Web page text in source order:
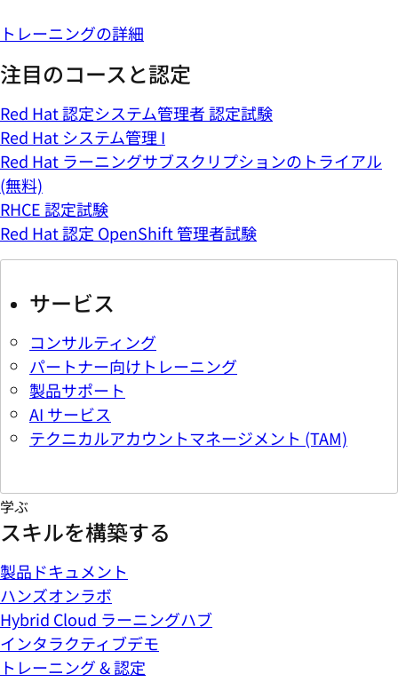
トレーニングの詳細
注目のコースと認定
Red Hat 認定システム管理者 認定試験
Red Hat システム管理 I
Red Hat ラーニングサブスクリプションのトライアル
(無料)
RHCE 認定試験
Red Hat 認定 OpenShift 管理者試験
サービス
コンサルティング
パートナー向けトレーニング
製品サポート
AI サービス
テクニカルアカウントマネージメント (TAM)
学ぶ
スキルを構築する
製品ドキュメント
ハンズオンラボ
Hybrid Cloud ラーニングハブ
インタラクティブデモ
トレーニング & 認定